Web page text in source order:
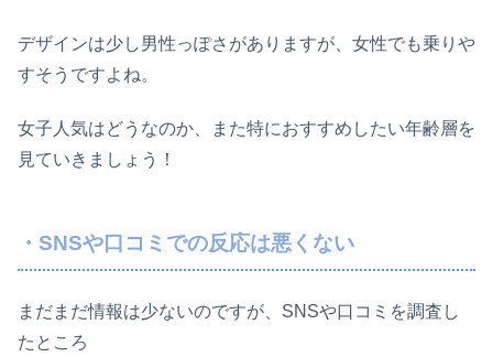
デザインは少し男性っぽさがありますが、女性でも乗りや
すそうですよね。
女子人気はどうなのか、また特におすすめしたい年齢層を
見ていきましょう！
・SNSや口コミでの反応は悪くない
まだまだ情報は少ないのですが、SNSや口コミを調査し
たところ